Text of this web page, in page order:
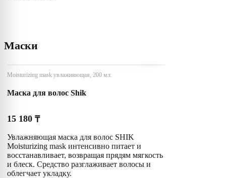
Маски
Moisturizing mask увлажняющая, 200 мл.
Маска для волос Shik
15 180 ₸
Увлажняющая маска для волос SHIK
Moisturizing mask интенсивно питает и
восстанавливает, возвращая прядям мягкость
и блеск. Средство разглаживает волосы и
облегчает укладку.